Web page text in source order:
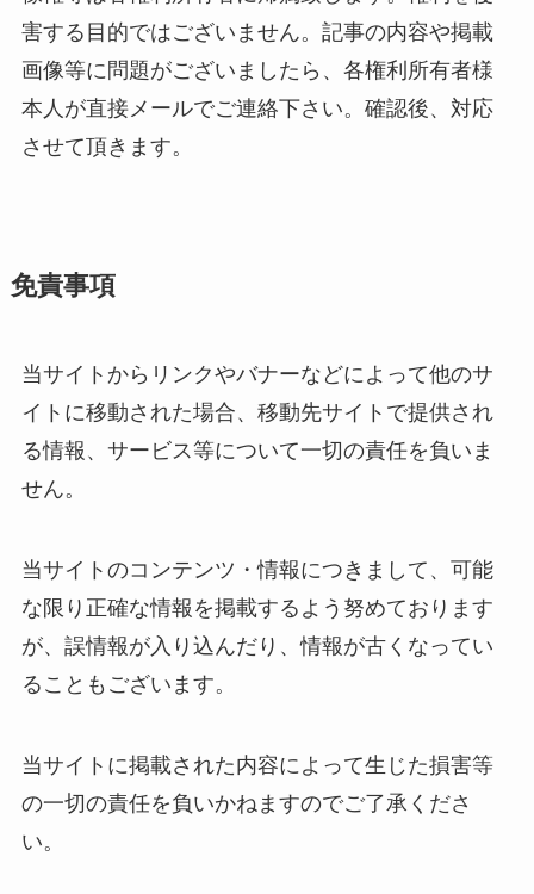
害する目的ではございません。記事の内容や掲載
画像等に問題がございましたら、各権利所有者様
本人が直接メールでご連絡下さい。確認後、対応
させて頂きます。
免責事項
当サイトからリンクやバナーなどによって他のサ
イトに移動された場合、移動先サイトで提供され
る情報、サービス等について一切の責任を負いま
せん。
当サイトのコンテンツ・情報につきまして、可能
な限り正確な情報を掲載するよう努めております
が、誤情報が入り込んだり、情報が古くなってい
ることもございます。
当サイトに掲載された内容によって生じた損害等
の一切の責任を負いかねますのでご了承くださ
い。